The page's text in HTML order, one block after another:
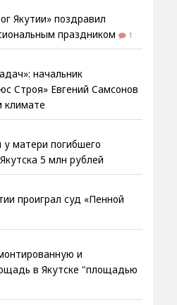
Якутии» поздравил
праздником
1
начальник
Строя» Евгений Самсонов
климате
матери погибшего
5 млн рублей
проиграл суд «Пенной
и
в Якутске "площадью